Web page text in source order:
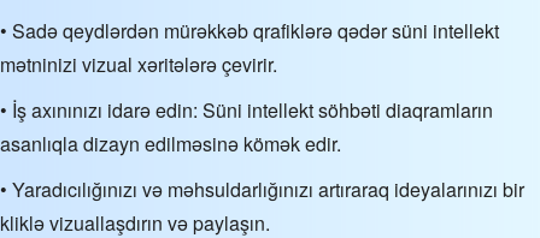
• Sadə qeydlərdən mürəkkəb qrafiklərə qədər süni intellekt
mətninizi vizual xəritələrə çevirir.
• İş axınınızı idarə edin: Süni intellekt söhbəti diaqramların
asanlıqla dizayn edilməsinə kömək edir.
• Yaradıcılığınızı və məhsuldarlığınızı artıraraq ideyalarınızı bir
kliklə vizuallaşdırın və paylaşın.